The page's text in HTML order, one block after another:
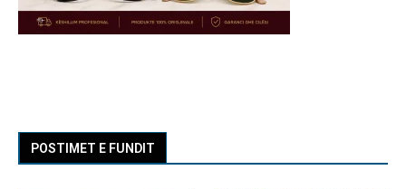
POSTIMET E FUNDIT